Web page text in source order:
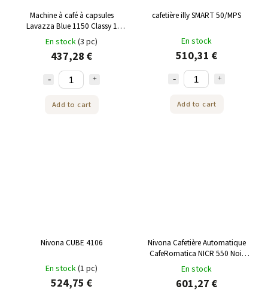
Machine à café à capsules
Lavazza Blue 1150 Classy 1
pièce
En stock(3 pc)
437,28 €
Add to cart
cafetière illy SMART 50/MPS
En stock
510,31 €
Add to cart
Nivona CUBE 4106
En stock(1 pc)
524,75 €
Nivona Cafetière Automatique
CafeRomatica NICR 550 Noir
Mat/Chrome
En stock
601,27 €